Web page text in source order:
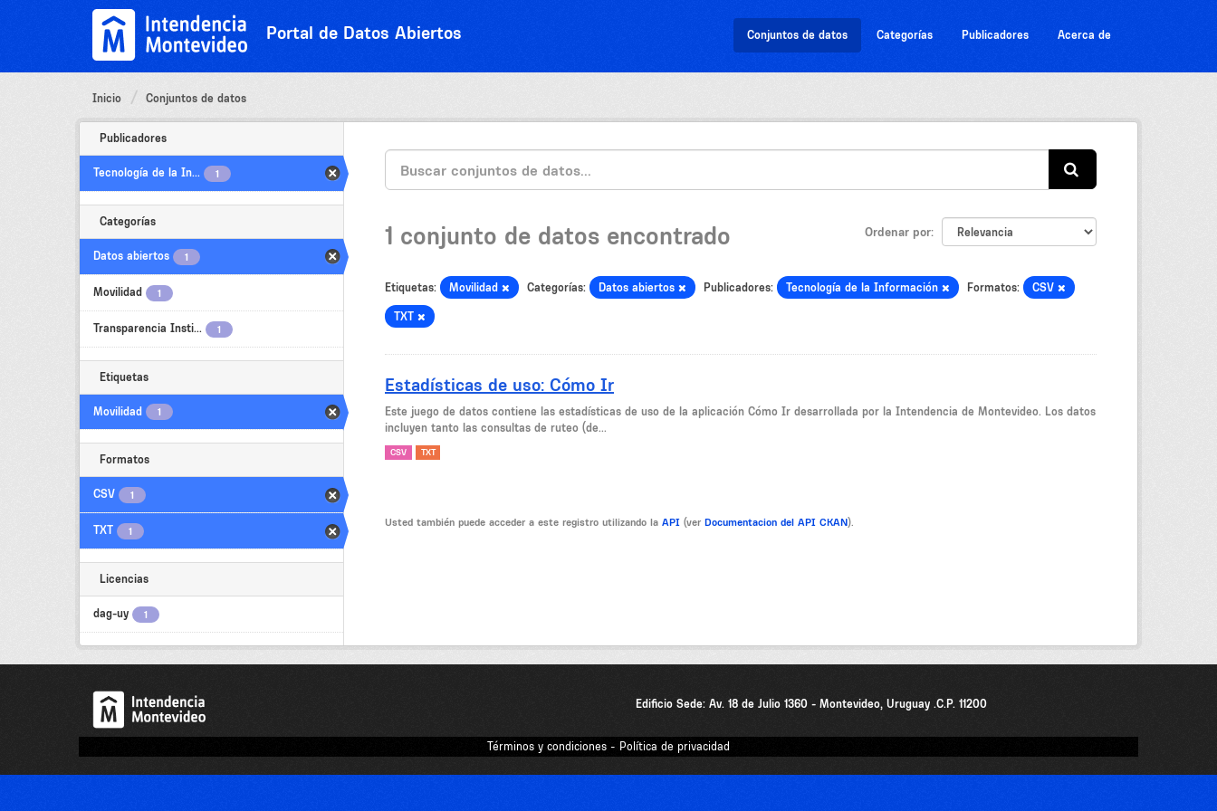
Portal de Datos Abiertos Conjuntos de datos Categorías Publicadores Acerca de
Inicio Conjuntos de datos
Publicadores
Tecnología de la In... 1
Categorías
Datos abiertos 1
Movilidad 1
Transparencia Insti... 1
Etiquetas
Movilidad 1
Formatos
CSV 1
TXT 1
Licencias
dag-uy 1
Ordenar por
1 conjunto de datos encontrado
Etiquetas: Movilidad Categorías: Datos abiertos Publicadores: Tecnología de la Información Formatos: CSV
TXT
Estadísticas de uso: Cómo Ir
Este juego de datos contiene las estadísticas de uso de la aplicación Cómo Ir desarrollada por la Intendencia de Montevideo. Los datos
incluyen tanto las consultas de ruteo (de...
CSV TXT
Usted también puede acceder a este registro utilizando la API (ver Documentacion del API CKAN).
Edificio Sede: Av. 18 de Julio 1360 - Montevideo, Uruguay .C.P. 11200
Términos y condiciones - Política de privacidad